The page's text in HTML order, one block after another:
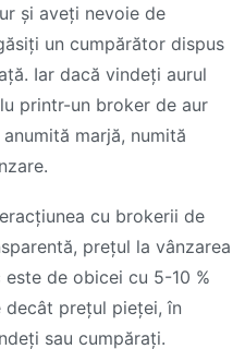
și aveți nevoie de
un cumpărător dispus
Iar dacă vindeți aurul
printr-un broker de aur
marjă, numită
cu brokerii de
prețul la vânzarea
de obicei cu 5-10 %
decât prețul pieței, în
sau cumpărați.